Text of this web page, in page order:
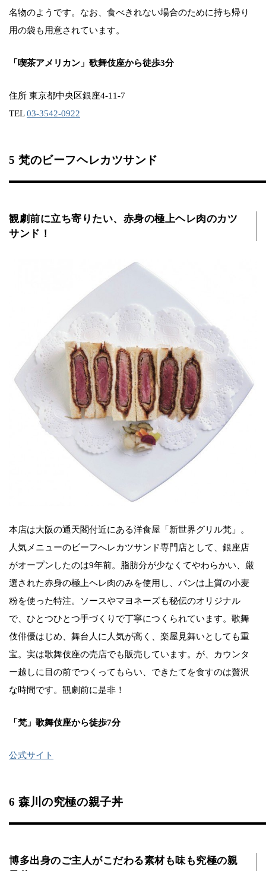
名物のようです。なお、食べきれない場合のために持ち帰り
用の袋も用意されています。
「喫茶アメリカン」歌舞伎座から徒歩3分
住所 東京都中央区銀座4-11-7
TEL03-3542-0922
5 梵のビーフヘレカツサンド
観劇前に立ち寄りたい、赤身の極上ヘレ肉のカツ
サンド！
本店は大阪の通天閣付近にある洋食屋「新世界グリル梵」。
人気メニューのビーフへレカツサンド専門店として、銀座店
がオープンしたのは9年前。脂肪分が少なくてやわらかい、厳
選された赤身の極上ヘレ肉のみを使用し、パンは上質の小麦
粉を使った特注。ソースやマヨネーズも秘伝のオリジナル
で、ひとつひとつ手づくりで丁寧につくられています。歌舞
伎俳優はじめ、舞台人に人気が高く、楽屋見舞いとしても重
宝。実は歌舞伎座の売店でも販売しています。が、カウンタ
ー越しに目の前でつくってもらい、できたてを食すのは贅沢
な時間です。観劇前に是非！
「梵」歌舞伎座から徒歩7分
公式サイト
6 森川の究極の親子丼
博多出身のご主人がこだわる素材も味も究極の親